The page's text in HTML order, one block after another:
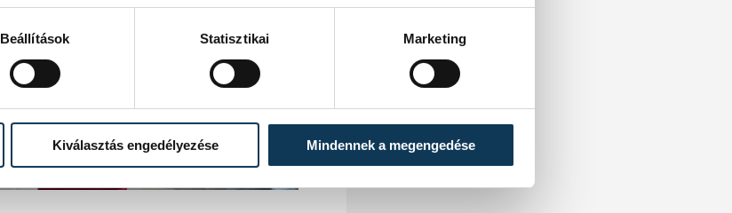
Beállítások Statisztikai Marketing
Kiválasztás engedélyezése Mindennek a megengedése